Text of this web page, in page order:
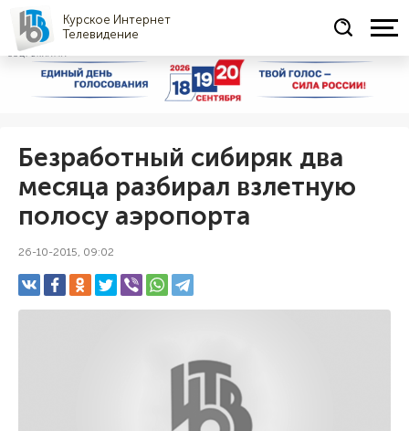
Курское Интернет
Телевидение
СОЦРЕКЛАМА
Безработный сибиряк два
месяца разбирал взлетную
полосу аэропорта
26-10-2015, 09:02